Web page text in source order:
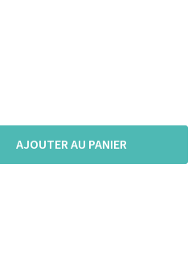
AJOUTER AU PANIER